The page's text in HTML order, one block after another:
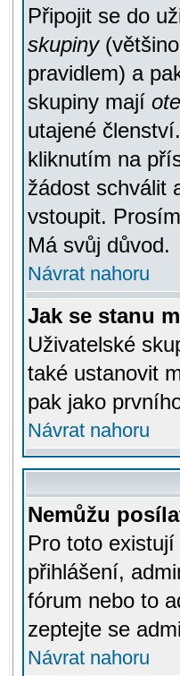
Připojit se do
skupiny
pravidlem) a
skupiny mají
utajené
kliknutím na
žádost schválit
vstoupit.
Má svůj důvod.
Návrat nahoru
Jak se stanu
Uživatelské
také ustanovit
pak jako
Návrat nahoru
Nemůžu
Pro toto
přihlášení,
fórum nebo to
zeptejte se
Návrat nahoru